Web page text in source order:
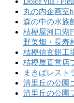
丸の内企画室
森の中の水族
桔梗屋河口湖
野菜畑・長寿
桔梗信玄餅工
桔梗屋直営店
まきばレスト
清里丘の公園
清里丘の公園